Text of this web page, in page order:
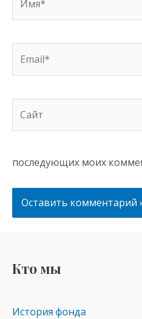
последующих моих
Кто мы
История фонда